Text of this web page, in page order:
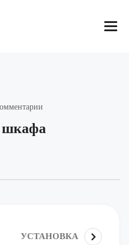
шкафа
УСТАНОВКА